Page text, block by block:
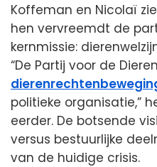
Koffeman en Nicolaï
hen vervreemdt de
kernmissie:
“De Partij voor de
politieke organisatie,”
eerder. De botsende
versus bestuurlijke
van de huidige crisis.